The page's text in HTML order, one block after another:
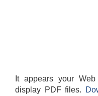
It appears your
display PDF files.